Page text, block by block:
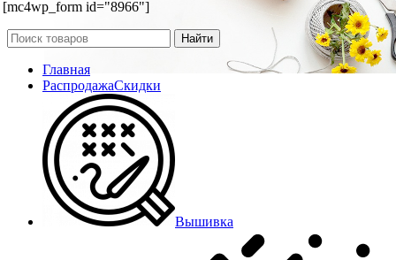
[mc4wp_form id="8966"]
Найти
Главная
РаспродажаСкидки
Вышивка